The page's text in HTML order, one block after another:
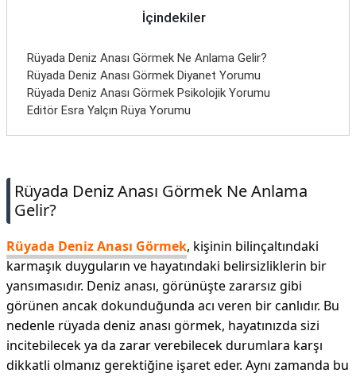
İçindekiler
Rüyada Deniz Anası Görmek Ne Anlama Gelir?
Rüyada Deniz Anası Görmek Diyanet Yorumu
Rüyada Deniz Anası Görmek Psikolojik Yorumu
Editör Esra Yalçın Rüya Yorumu
Rüyada Deniz Anası Görmek Ne Anlama
Gelir?
Rüyada Deniz Anası Görmek, kişinin bilinçaltındaki
karmaşık duyguların ve hayatındaki belirsizliklerin bir
yansımasıdır. Deniz anası, görünüşte zararsız gibi
görünen ancak dokunduğunda acı veren bir canlıdır. Bu
nedenle rüyada deniz anası görmek, hayatınızda sizi
incitebilecek ya da zarar verebilecek durumlara karşı
dikkatli olmanız gerektiğine işaret eder. Aynı zamanda bu